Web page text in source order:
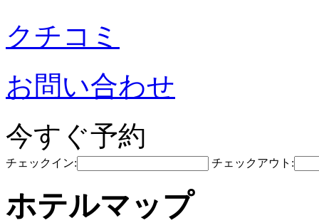
クチコミ
お問い合わせ
今すぐ予約
チェックイン: チェックアウト:
ホテルマップ